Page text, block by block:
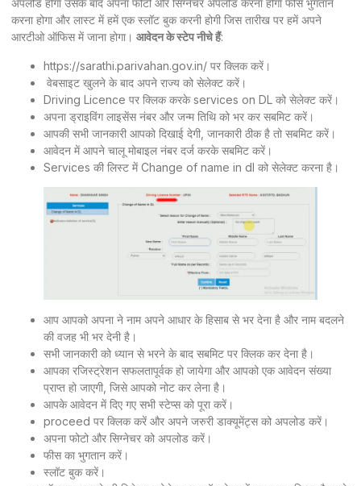
अपलोड होगा उसके बाद अपना फोटो और सिग्नेचर अपलोड करना होगा फीस भुगतान
करना होगा और लास्ट में हमें एक स्लॉट बुक करनी होगी जिस तारीख पर हमें अपने
आरटीओ ऑफिस में जाना होगा। आवेदन के स्टेप नीचे हैं:
https://sarathi.parivahan.gov.in/ पर क्लिक करें।
वेबसाइट खुलने के बाद अपने राज्य को सेलेक्ट करें।
Driving Licence पर क्लिक करके services on DL को सेलेक्ट करें।
अपना ड्राइविंग लाइसेंस नंबर और जन्म तिथि को भर कर सबमिट करें।
आपकी सभी जानकारी आपको दिखाई देगी, जानकारी ठीक है तो सबमिट करें।
आवेदन में आपने चालू मोबाइल नंबर दर्ज करके सबमिट करें।
Services की लिस्ट में Change of name in dl को सेलेक्ट करना है।
आप आपको अपना ने नाम अपने आधार के हिसाब से भर देना है और नाम बदलने
की वजह भी भर देनी है।
सभी जानकारी को ध्यान से भरने के बाद सबमिट पर क्लिक कर देना है।
आपका रजिस्ट्रेशन सफलतापूर्वक हो जायेगा और आपको एक आवेदन संख्या
प्राप्त हो जाएगी, जिसे आपको नोट कर लेना है।
आपके आवेदन में दिए गए सभी स्टेप्स को पूरा करें।
proceed पर क्लिक करें और अपने जरुरी डाक्यूमेंट्स को अपलोड करें।
अपना फोटो और सिग्नेचर को अपलोड करें।
फीस का भुगतान करें।
स्लॉट बुक करें।